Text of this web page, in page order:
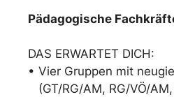
Pädagogische
DAS ERWARTET DICH:
• Vier Gruppen mit
(GT/RG/AM, RG/VÖ/